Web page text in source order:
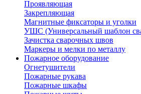
Проявляющая
Закрепляющая
Магнитные фиксаторы и уголки
УШС (Универсальный шаблон
Зачистка сварочных швов
Маркеры и мелки по металлу
Пожарное оборудование
Огнетушители
Пожарные рукава
Пожарные шкафы